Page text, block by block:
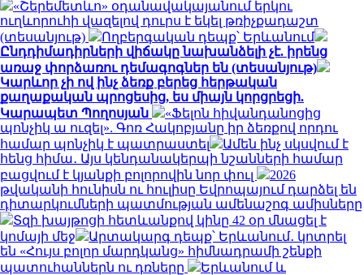
«Շերեմետևո» օդանավակայանում երկու
ուղևորուհի վազելով դուրս է եկել թռիչքադաշտ
(տեսանյութ)
Ողբերգական դեպք՝ Երևանում
Ընդդիմադիրների վիճակը նախանձելի չէ. իրենց
առաջ փորձառու դեմագոգներ են (տեսանյութ)
Կարևոր չի ով ինչ ձեռք բերեց հերթական
քաղաքական պրոցեսից, ես միայն կորցրեցի.
Կարապետ Պողոսյան
«Ֆելոն հիվանդանոցից
պոնչիկ ա ուզել». Գոռ Հակոբյանը իր ձեռքով որդու
համար պոնչիկ է պատրաստել
Ամեն ինչ սկսվում է
հենց հիմա․ Այս կենդանակերպի նշանների համար
բացվում է կյանքի բոլորովին նոր փուլ
2026
թվականի հունիսն ու հուլիսը Եվրոպայում դարձել են
դիտարկումների պատմության ամենաշոգ ամիսները
Տզի խայթոցի հետևանքով կինը 42 օր մնացել է
կոմայի մեջ
Արտակարգ դեպք՝ Երևանում․ կոտրել
են «Հույս բոլոր մարդկանց» հիմնադրամի շենքի
պատուհաններն ու դռները
Երևանում և